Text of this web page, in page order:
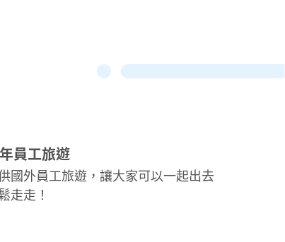
員工旅遊
國外員工旅遊，讓大家可以一起出去
走走！